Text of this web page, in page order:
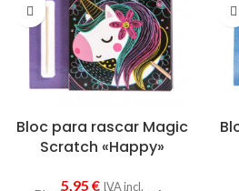
Bloc para rascar Magic
Scratch «Happy»
5,95 € IVA incl.